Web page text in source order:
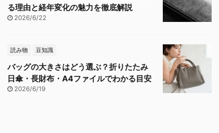
る理由と経年変化の魅力を徹底解説
2026/6/22
読み物 豆知識
バッグの大きさはどう選ぶ？折りたたみ
日傘・長財布・A4ファイルでわかる目安
2026/6/19